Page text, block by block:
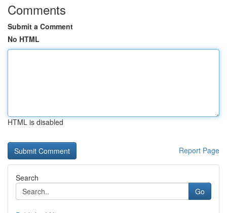
Comments
Submit a Comment
No HTML
HTML is disabled
Report Page
Search
Go